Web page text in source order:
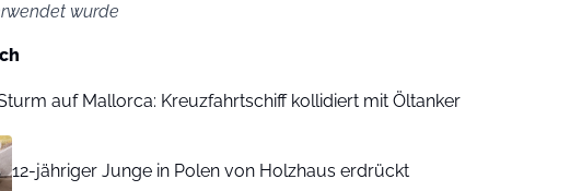
wurde
auf Mallorca: Kreuzfahrtschiff kollidiert mit Öltanker
12-jähriger Junge in Polen von Holzhaus erdrückt